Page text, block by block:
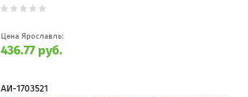
Цена Ярославль:
436.77 руб.
АИ-1703521